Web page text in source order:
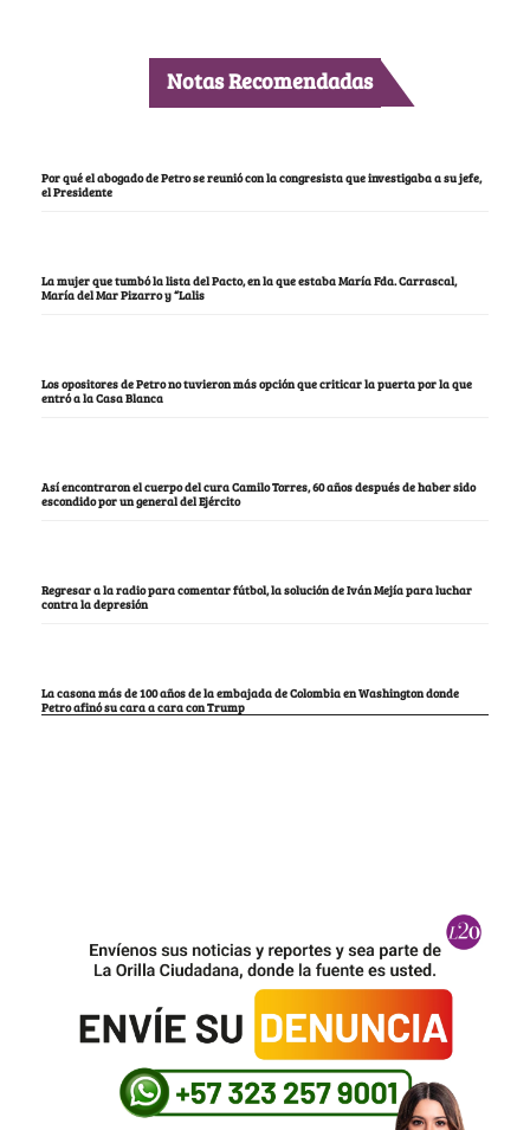
Notas Recomendadas
Por qué el abogado de Petro se reunió con la congresista que investigaba a su jefe,
el Presidente
La mujer que tumbó la lista del Pacto, en la que estaba María Fda. Carrascal,
María del Mar Pizarro y “Lalis
Los opositores de Petro no tuvieron más opción que criticar la puerta por la que
entró a la Casa Blanca
Así encontraron el cuerpo del cura Camilo Torres, 60 años después de haber sido
escondido por un general del Ejército
Regresar a la radio para comentar fútbol, la solución de Iván Mejía para luchar
contra la depresión
La casona más de 100 años de la embajada de Colombia en Washington donde
Petro afinó su cara a cara con Trump